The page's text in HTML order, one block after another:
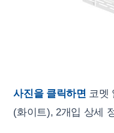
사진을 클릭하면 코멧
(화이트), 2개입 상세